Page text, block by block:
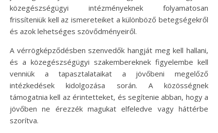
közegészségügyi intézményeknek folyamatosan
frissíteniük kell az ismereteiket a különböző betegségekről
és azok lehetséges szövődményeiről.
A vérrögképződésben szenvedők hangját meg kell hallani,
és a közegészségügyi szakembereknek figyelembe kell
venniük a tapasztalataikat a jövőbeni megelőző
intézkedések kidolgozása során. A közösségnek
támogatnia kell az érintetteket, és segítenie abban, hogy a
jövőben ne érezzék magukat elfeledve vagy háttérbe
szorítva.